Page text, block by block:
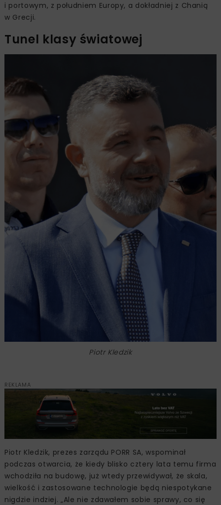
i portowym, z południem Europy, a dokładniej z Chanią
w Grecji.
Tunel klasy światowej
Piotr Kledzik
REKLAMA
Piotr Kledzik, prezes zarządu PORR SA, wspominał
podczas otwarcia, że kiedy blisko cztery lata temu firma
wchodziła na budowę, już wtedy przewidywał, że skala,
wielkość i zastosowane technologie będą niespotykane
nigdzie indziej. „Ale nie zdawałem sobie sprawy, co się